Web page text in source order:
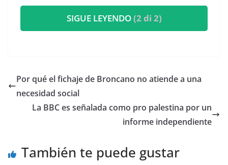
SIGUE LEYENDO(2 di 2)
Por qué el fichaje de Broncano no atiende a una
necesidad social
La BBC es señalada como pro palestina por un
informe independiente
También te puede gustar